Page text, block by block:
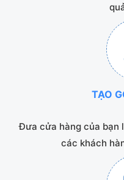
TẠO
Đưa cửa hàng của bạn
các khách